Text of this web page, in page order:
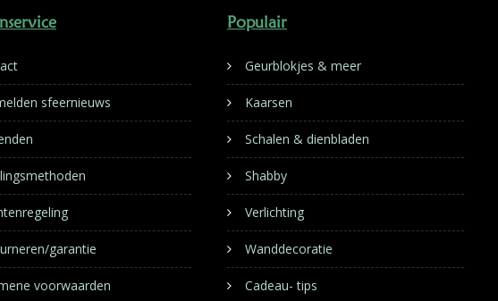
sfeernieuws
garantie
voorwaarden
Populair
Geurblokjes & meer
Kaarsen
Schalen & dienbladen
Shabby
Verlichting
Wanddecoratie
Cadeau- tips